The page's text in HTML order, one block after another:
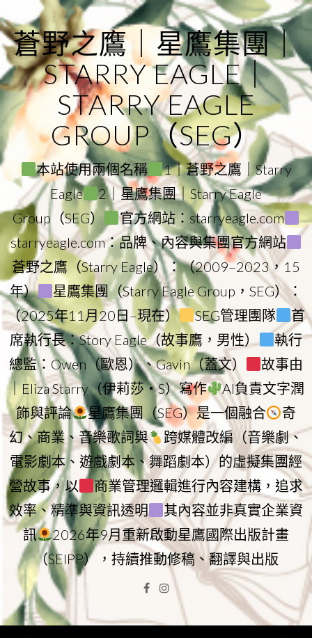
to
content
蒼野之鷹｜星鷹集團｜
STARRY EAGLE｜
STARRY EAGLE
GROUP（SEG）
本站使用兩個名稱
1｜蒼野之鷹｜Starry
Eagle
2｜星鷹集團｜Starry Eagle
Group（SEG）
官方網站：starryeagle.com
starryeagle.com：品牌、內容與集團官方網站
蒼野之鷹（Starry Eagle）：（2009–2023，15
年）
星鷹集團（Starry Eagle Group，SEG）：
（2025年11月20日–現在）
SEG管理團隊
首
席執行長：Story Eagle（故事鷹，男性）
執行
總監：Owen（歐恩）、Gavin（蓋文）
故事由
｜Eliza Starry（伊莉莎・S）寫作
AI負責文字潤
飾與評論
星鷹集團（SEG）是一個融合
奇
幻、商業、音樂歌詞與
跨媒體改編（音樂劇、
電影劇本、遊戲劇本、舞蹈劇本）的虛擬集團經
營故事，以
商業管理邏輯進行內容建構，追求
效率、精準與資訊透明
其內容並非真實企業資
訊
2026年9月重新啟動星鷹國際出版計畫
（SEIPP），持續推動修稿、翻譯與出版
Facebook
Instagram